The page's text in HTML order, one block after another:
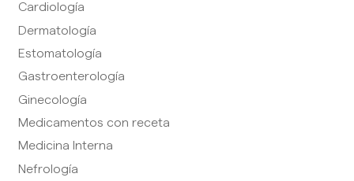
Cardiología
Dermatología
Estomatología
Gastroenterología
Ginecología
Medicamentos con receta
Medicina Interna
Nefrología